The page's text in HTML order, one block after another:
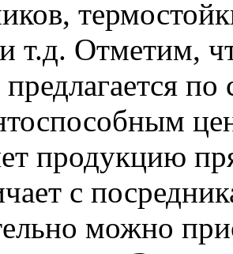
т.д. Отметим,
продукцию
с
можно